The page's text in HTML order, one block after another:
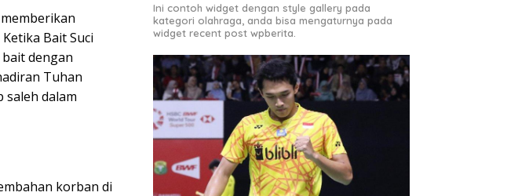
Bait Suci
dengan
Tuhan
saleh dalam
korban di
Ini contoh widget dengan style gallery pada
kategori olahraga, anda bisa mengaturnya pada
widget recent post wpberita.